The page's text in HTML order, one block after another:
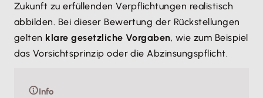
Zukunft zu erfüllenden Verpflichtungen realistisch
abbilden. Bei dieser Bewertung der Rückstellungen
gelten klare gesetzliche Vorgaben, wie zum Beispiel
das Vorsichtsprinzip oder die Abzinsungspflicht.
Info